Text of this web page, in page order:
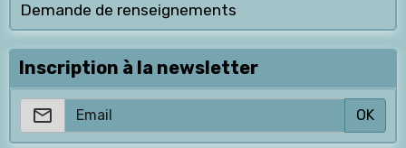
Demande de renseignements
Inscription à la newsletter
OK